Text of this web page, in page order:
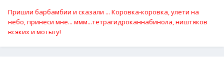
Пришли барбамбии и сказали ... Коровка-коровка, улети на
небо, принеси мне... ммм...тетрагидроканнабинола, ништяков
всяких и мотыгу!